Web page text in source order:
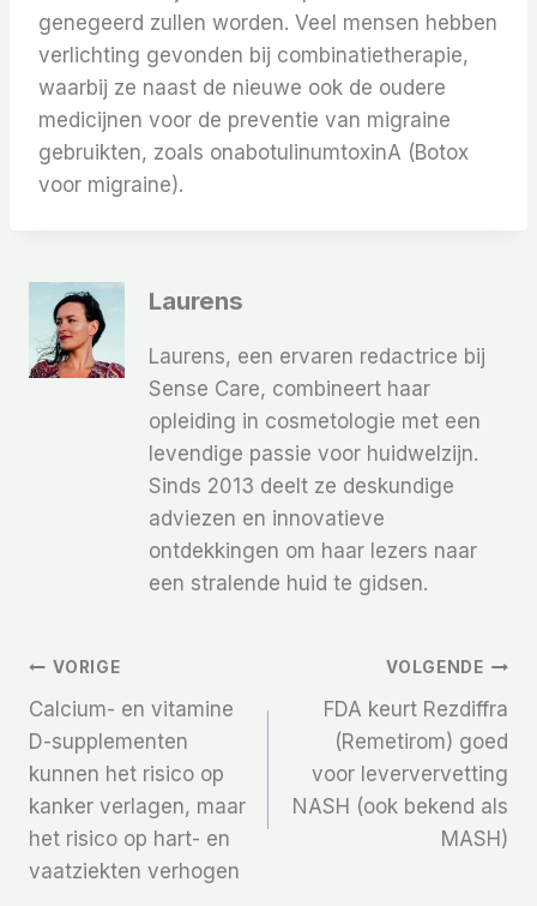
genegeerd zullen worden. Veel mensen hebben
verlichting gevonden bij combinatietherapie,
waarbij ze naast de nieuwe ook de oudere
medicijnen voor de preventie van migraine
gebruikten, zoals onabotulinumtoxinA (Botox
voor migraine).
Laurens
Laurens, een ervaren redactrice bij
Sense Care, combineert haar
opleiding in cosmetologie met een
levendige passie voor huidwelzijn.
Sinds 2013 deelt ze deskundige
adviezen en innovatieve
ontdekkingen om haar lezers naar
een stralende huid te gidsen.
Bericht
Navigatie
VORIGE
Calcium- en vitamine
D-supplementen
kunnen het risico op
kanker verlagen, maar
het risico op hart- en
vaatziekten verhogen
VOLGENDE
FDA keurt Rezdiffra
(Remetirom) goed
voor leververvetting
NASH (ook bekend als
MASH)